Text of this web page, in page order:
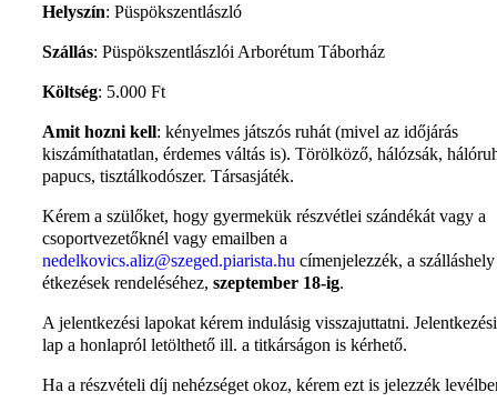
Helyszín: Püspökszentlászló
Szállás: Püspökszentlászlói Arborétum Táborház
Költség: 5.000 Ft
Amit hozni kell: kényelmes játszós ruhát (mivel az időjárás
kiszámíthatatlan, érdemes váltás is). Törölköző, hálózsák,
papucs, tisztálkodószer. Társasjáték.
Kérem a szülőket, hogy gyermekük részvétlei szándékát vagy a
csoportvezetőknél vagy emailben a
nedelkovics.aliz@szeged.piarista.hu címenjelezzék, a
étkezések rendeléséhez, szeptember 18-ig.
A jelentkezési lapokat kérem indulásig visszajuttatni. Jelentkezési
lap a honlapról letölthető ill. a titkárságon is kérhető.
Ha a részvételi díj nehézséget okoz, kérem ezt is jelezzék